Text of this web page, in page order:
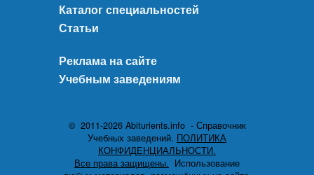
Каталог специальностей
Статьи
Реклама на сайте
Учебным заведениям
© 2011-2026 Abiturients.info - Справочник
Учебных заведений. ПОЛИТИКА
КОНФИДЕНЦИАЛЬНОСТИ.
Все права защищены. Использование